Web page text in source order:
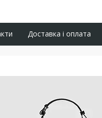
Доставка і оплата